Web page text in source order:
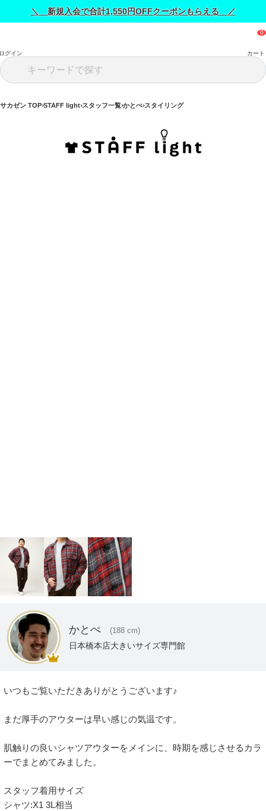
＼ 新規入会で合計1,550円OFFクーポンもらえる ／
グイン カート
サカゼン TOP STAFF light スタッフ一覧 かとぺ スタイリング
かとぺ (188 cm)
日本橋本店大きいサイズ専門館
いつもご覧いただきありがとうございます♪
まだ厚手のアウターは早い感じの気温です。
肌触りの良いシャツアウターをメインに、時期を感じさせるカラ
ーでまとめてみました。
スタッフ着用サイズ
シャツ:X1 3L相当